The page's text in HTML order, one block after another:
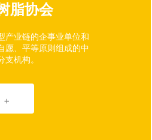
脂协会
产业链的企事业单位和
愿、平等原则组成的中
机构。
+